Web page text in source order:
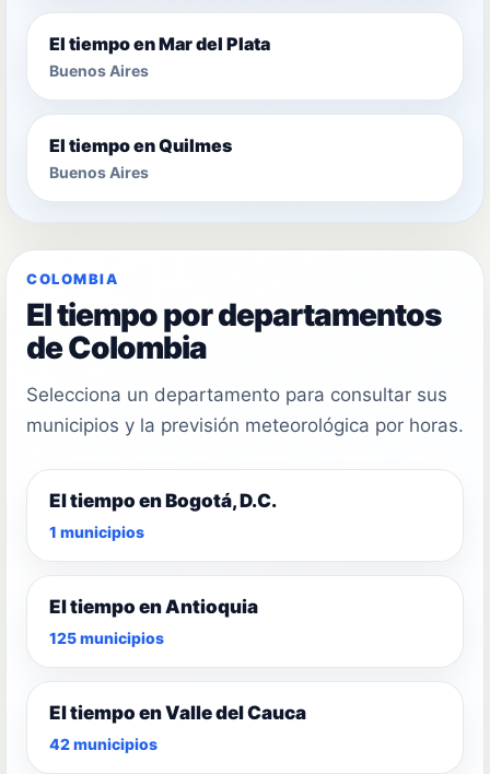
El tiempo en Mar del Plata
Buenos Aires
El tiempo en Quilmes
Buenos Aires
COLOMBIA
El tiempo por departamentos
de Colombia
Selecciona un departamento para consultar sus
municipios y la previsión meteorológica por horas.
El tiempo en Bogotá, D.C.
1 municipios
El tiempo en Antioquia
125 municipios
El tiempo en Valle del Cauca
42 municipios